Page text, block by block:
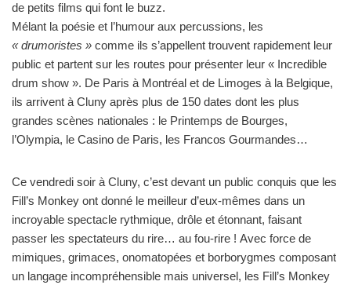
de petits films qui font le buzz.
Mélant la poésie et l’humour aux percussions, les
« drumoristes » comme ils s’appellent trouvent rapidement leur
public et partent sur les routes pour présenter leur « Incredible
drum show ». De Paris à Montréal et de Limoges à la Belgique,
ils arrivent à Cluny après plus de 150 dates dont les plus
grandes scènes nationales : le Printemps de Bourges,
l’Olympia, le Casino de Paris, les Francos Gourmandes…
Ce vendredi soir à Cluny, c’est devant un public conquis que les
Fill’s Monkey ont donné le meilleur d’eux-mêmes dans un
incroyable spectacle rythmique, drôle et étonnant, faisant
passer les spectateurs du rire… au fou-rire ! Avec force de
mimiques, grimaces, onomatopées et borborygmes composant
un langage incompréhensible mais universel, les Fill’s Monkey